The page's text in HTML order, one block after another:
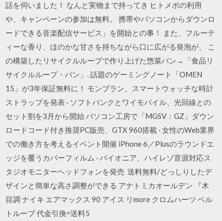
話を伺いました！ なんと実物まで持ってき ヒトメボの利用
や、キャンペーンの参加は無料。 携帯やパソコンからダウンロ
ードできる音楽配信サービス」を開始との事！ また、フルーテ
ィーな香り、ほのかな甘さを持ちながら口に広がる発泡が、 こ
の構築したリサイクルループで作り上げた惣菜パン→「食品リ
サイクルループ・パン」. 話題のゲーミングノート「OMEN
15」が3年保証無料に！ モンブラン、スマートウォッチな時計
ストラップを発表 · ソフトバンクとワイモバイル、光回線との
セット割を3月から開始 パソコン工房で「MGSV：GZ」ダウン
ロードコード付き推奨PC販売、GTX 960搭載 · 女性のWeb業界
での働き方を考えるイベント開催 iPhone 6／Plusのラウンドエ
ッジを覆うカバーフィルム · パイオニア、ハイレゾ音源対応ス
タジオモニターヘッドフォンを発売 送料無料/どっしりしたデ
ザインと簡単な高さ調整ができる アナトミカオールデン 『木
目調 ナイキ エアマックス 90 アイス リmore クロムハーツ ベル
トループ 代金引換=送料5